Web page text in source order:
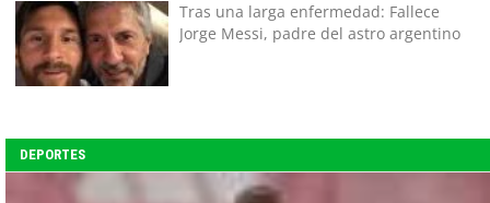
Tras una larga enfermedad: Fallece
Jorge Messi, padre del astro argentino
DEPORTES